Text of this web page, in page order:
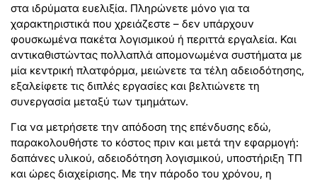
στα ιδρύματα ευελιξία. Πληρώνετε μόνο για τα
χαρακτηριστικά που χρειάζεστε – δεν υπάρχουν
φουσκωμένα πακέτα λογισμικού ή περιττά εργαλεία. Και
αντικαθιστώντας πολλαπλά απομονωμένα συστήματα με
μία κεντρική πλατφόρμα, μειώνετε τα τέλη αδειοδότησης,
εξαλείφετε τις διπλές εργασίες και βελτιώνετε τη
συνεργασία μεταξύ των τμημάτων.
Για να μετρήσετε την απόδοση της επένδυσης εδώ,
παρακολουθήστε το κόστος πριν και μετά την εφαρμογή:
δαπάνες υλικού, αδειοδότηση λογισμικού, υποστήριξη ΤΠ
και ώρες διαχείρισης. Με την πάροδο του χρόνου, η